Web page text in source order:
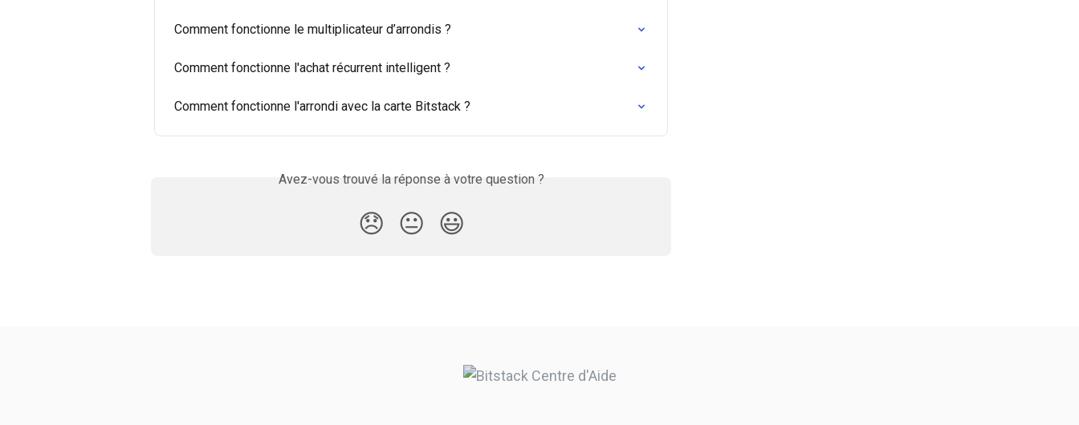
Comment fonctionne le multiplicateur d’arrondis ?
Comment fonctionne l'achat récurrent intelligent ?
Comment fonctionne l'arrondi avec la carte Bitstack ?
Avez-vous trouvé la réponse à votre question ?
😞 😐 😃